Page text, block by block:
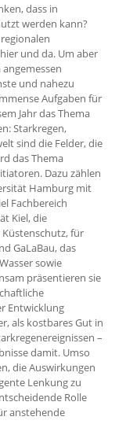
dass in
werden kann?
und da. Um aber
und nahezu
Aufgaben für
Jahr das Thema
Starkregen,
sind die Felder, die
das Thema
Dazu zählen
Hamburg mit
Fachbereich
Kiel, die
für
GaLaBau, das
sowie
präsentieren sie
Entwicklung
als kostbares Gut in
–
damit. Umso
die Auswirkungen
Lenkung zu
Rolle
anstehende